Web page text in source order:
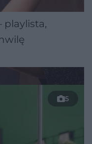
playlista,
5